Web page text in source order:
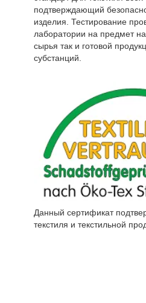
подтверждающий
изделия. Тестирование
лаборатории на предмет
сырья так и готовой
субстанций.
Данный сертификат
текстиля и текстильной